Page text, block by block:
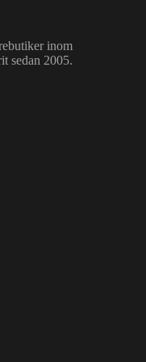
inom
sedan 2005.